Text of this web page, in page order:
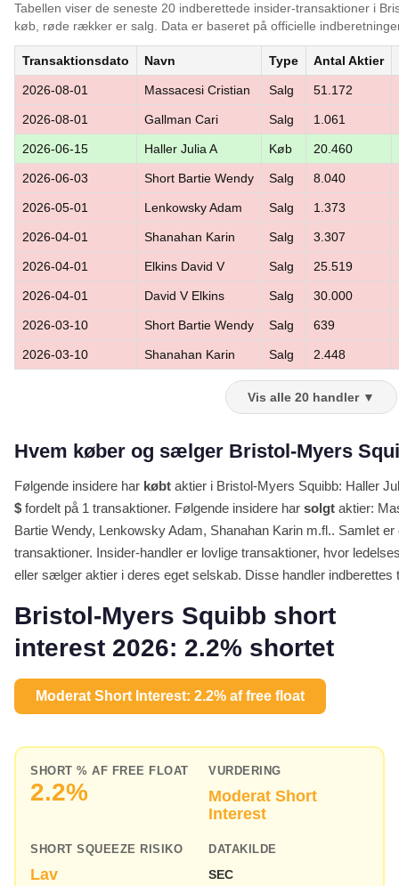
Tabellen viser de seneste 20 indberettede insider-transaktioner i
køb, røde rækker er salg. Data er baseret på officielle
Transaktionsdato Navn Type Antal Aktier
2026-08-01 Massacesi Cristian Salg 51.172
2026-08-01 Gallman Cari Salg 1.061
2026-06-15 Haller Julia A Køb 20.460
2026-06-03 Short Bartie Wendy Salg 8.040
2026-05-01 Lenkowsky Adam Salg 1.373
2026-04-01 Shanahan Karin Salg 3.307
2026-04-01 Elkins David V Salg 25.519
2026-04-01 David V Elkins Salg 30.000
2026-03-10 Short Bartie Wendy Salg 639
2026-03-10 Shanahan Karin Salg 2.448
Vis alle 20 handler ▼
Hvem køber og sælger Bristol-Myers
Følgende insidere har købt aktier i Bristol-Myers Squibb: Haller
$ fordelt på 1 transaktioner. Følgende insidere har solgt aktier:
Bartie Wendy, Lenkowsky Adam, Shanahan Karin m.fl.. Samlet
transaktioner. Insider-handler er lovlige transaktioner, hvor
eller sælger aktier i deres eget selskab. Disse handler
Bristol-Myers Squibb short
interest 2026: 2.2% shortet
Moderat Short Interest: 2.2% af free float
SHORT % AF FREE FLOAT
2.2%
VURDERING
Moderat Short
Interest
SHORT SQUEEZE RISIKO
Lav
DATAKILDE
SEC